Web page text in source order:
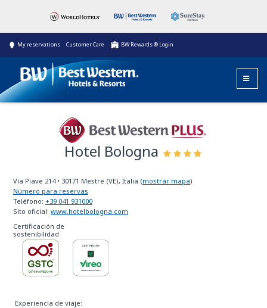
My reservations Customer Care BW Rewards ® Login
Best Western Plus
Hotel Bologna
Via Piave 214• 30171 Mestre (VE), Italia (mostrar mapa)
Número para reservas
Teléfono: +39 041 931000
Sito oficial: www.hotelbologna.com
Certificación de
sostenibilidad
Experiencia de viaje: